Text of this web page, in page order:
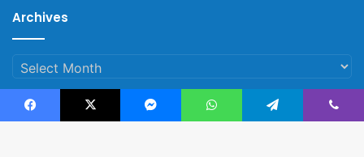
အပြားထွက်ပြေးတိမ်းရှောင်နေရတယ်လို့
သူတို့လည်းမဆုတ်သေးဘူးနန့်သာထဲမှာပဲ
ဘက်က လည်းဆုတ်မသွားသေးဘူး သူတို့ကိုပတ်ပတ်လည်
ဝိုင်းထားတယ်
မနေ့က
ထိတော့နည်းပစ်သံခတ်သံကြားတယ်ဒီနေ့
Archives
Archives
Facebook X Messenger WhatsApp Telegram Viber